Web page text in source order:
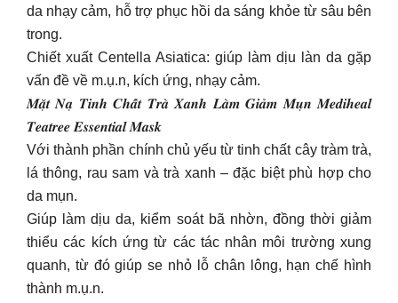
da nhạy cảm, hỗ trợ phục hồi da sáng khỏe từ sâu bên
trong.
Chiết xuất Centella Asiatica: giúp làm dịu làn da gặp
vấn đề về m.ụ.n, kích ứng, nhạy cảm.
𝑴𝒂̣̆𝒕 𝑵𝒂̣ 𝑻𝒊𝒏𝒉 𝑪𝒉𝒂̂́𝒕 𝑻𝒓𝒂̀ 𝑿𝒂𝒏𝒉 𝑳𝒂̀𝒎 𝑮𝒊𝒂̉𝒎 𝑴𝒖̣𝒏 𝑴𝒆𝒅𝒊𝒉𝒆𝒂𝒍
𝑻𝒆𝒂𝒕𝒓𝒆𝒆 𝑬𝒔𝒔𝒆𝒏𝒕𝒊𝒂𝒍 𝑴𝒂𝒔𝒌
Với thành phần chính chủ yếu từ tinh chất cây tràm trà,
lá thông, rau sam và trà xanh – đặc biệt phù hợp cho
da mụn.
Giúp làm dịu da, kiểm soát bã nhờn, đồng thời giảm
thiểu các kích ứng từ các tác nhân môi trường xung
quanh, từ đó giúp se nhỏ lỗ chân lông, hạn chế hình
thành m.ụ.n.